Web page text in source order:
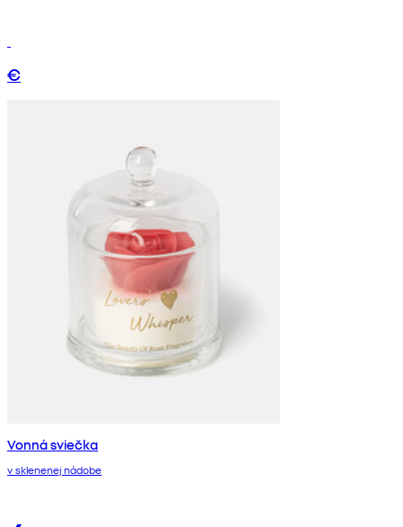
€
Vonná sviečka
v sklenenej nádobe